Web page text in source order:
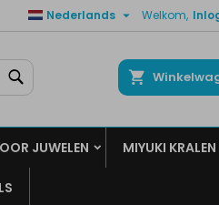
Welkom,
Nederlands 
JUWELEN MIYUKI
Inloggen